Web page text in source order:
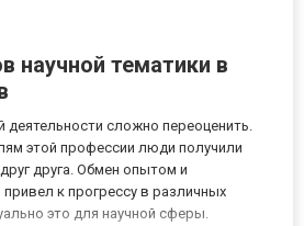
научной тематики в
деятельности сложно переоценить.
этой профессии люди получили
друга. Обмен опытом и
к прогрессу в различных
это для научной сферы.